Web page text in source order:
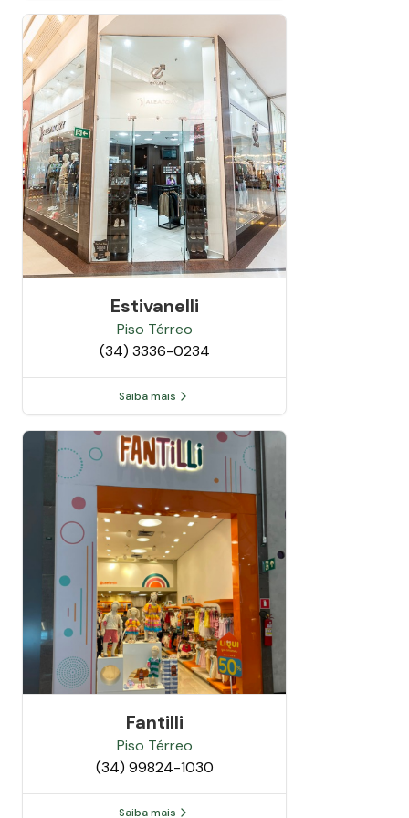
Estivanelli
Piso Térreo
(34) 3336-0234
Saiba mais
Fantilli
Piso Térreo
(34) 99824-1030
Saiba mais